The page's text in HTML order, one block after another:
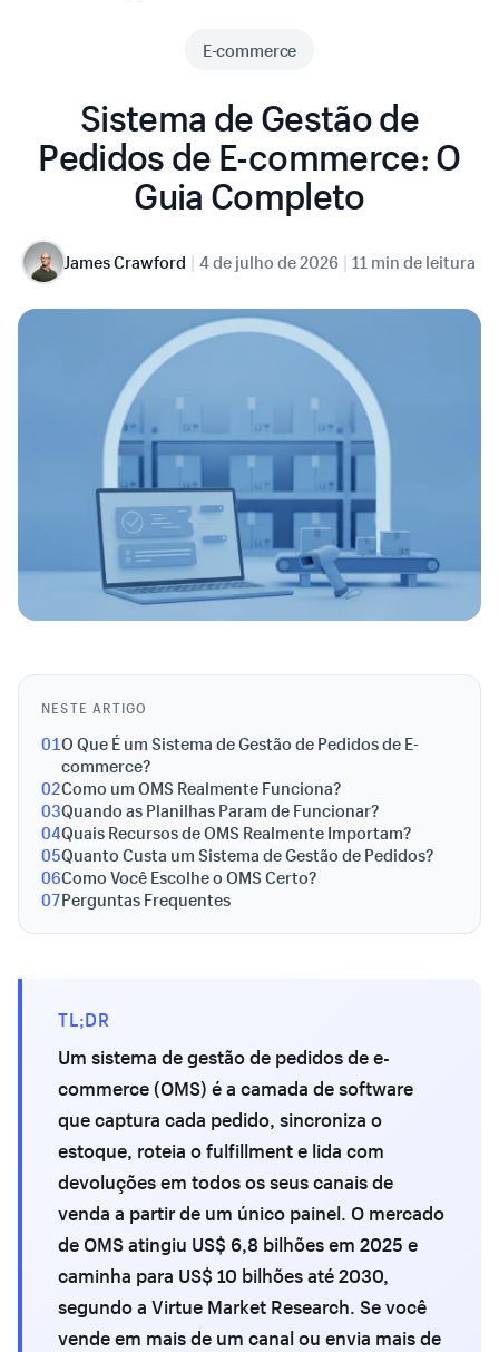
E-commerce
Sistema de Gestão de
Pedidos de E-commerce: O
Guia Completo
James Crawford | 4 de julho de 2026 | 11 min de leitura
NESTE ARTIGO
01O Que É um Sistema de Gestão de Pedidos de E-
commerce?
02Como um OMS Realmente Funciona?
03Quando as Planilhas Param de Funcionar?
04Quais Recursos de OMS Realmente Importam?
05Quanto Custa um Sistema de Gestão de Pedidos?
06Como Você Escolhe o OMS Certo?
07Perguntas Frequentes
TL;DR
Um sistema de gestão de pedidos de e-
commerce (OMS) é a camada de software
que captura cada pedido, sincroniza o
estoque, roteia o fulfillment e lida com
devoluções em todos os seus canais de
venda a partir de um único painel. O mercado
de OMS atingiu US$ 6,8 bilhões em 2025 e
caminha para US$ 10 bilhões até 2030,
segundo a Virtue Market Research. Se você
vende em mais de um canal ou envia mais de